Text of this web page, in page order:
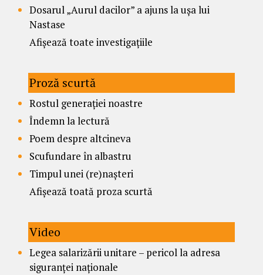
Dosarul „Aurul dacilor” a ajuns la ușa lui
Nastase
Afișează toate investigațiile
Proză scurtă
Rostul generației noastre
Îndemn la lectură
Poem despre altcineva
Scufundare în albastru
Timpul unei (re)nașteri
Afișează toată proza scurtă
Video
Legea salarizării unitare – pericol la adresa
siguranței naționale